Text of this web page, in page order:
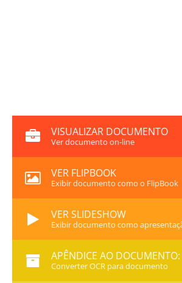
VISUALIZAR DOCUMENTO
Ver documento on-line
VER FLIPBOOK
Exibir documento como o FlipBook
VER SLIDESHOW
Exibir documento como
APÊNDICE AO DOCUMENTO:
Converter OCR para documento